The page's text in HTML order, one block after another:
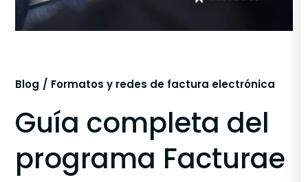
Blog Formatos y redes de factura electrónica
Guía completa del
programa Facturae